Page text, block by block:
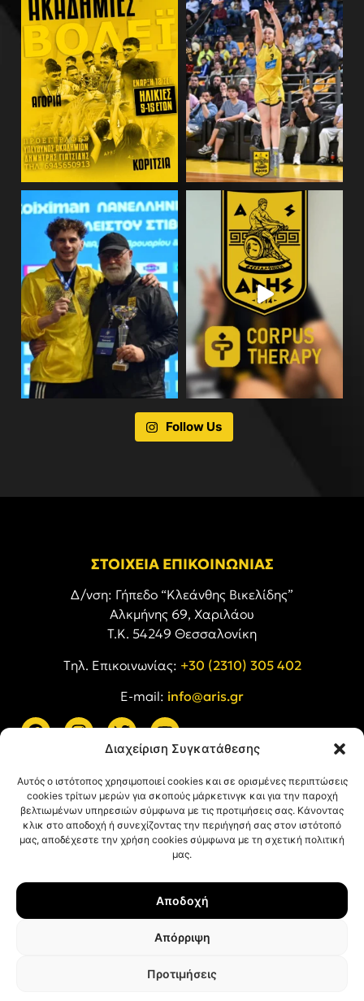
Διαχείριση Συγκατάθεσης
Αυτός ο ιστότοπος χρησιμοποιεί cookies και σε ορισμένες περιπτώσεις
cookies τρίτων μερών για σκοπούς μάρκετινγκ και για την παροχή
βελτιωμένων υπηρεσιών σύμφωνα με τις προτιμήσεις σας. Κάνοντας
κλικ στο αποδοχή ή συνεχίζοντας την περιήγησή σας στον ιστότοπό
μας, αποδέχεστε την χρήση cookies σύμφωνα με τη σχετική πολιτική
μας.
Αποδοχή
Απόρριψη
Προτιμήσεις
Follow Us
ΣΤΟΙΧΕΙΑ ΕΠΙΚΟΙΝΩΝΙΑΣ
Δ/νση: Γήπεδο “Κλεάνθης Βικελίδης”
Αλκμήνης 69, Χαριλάου
Τ.Κ. 54249 Θεσσαλονίκη
Tηλ. Επικοινωνίας: +30 (2310) 305 402
E-mail: info@aris.gr
Όροι Χρήσης
Πολιτική Cookies
© ΑΡΗΣ Α.Σ. All rights reserved.